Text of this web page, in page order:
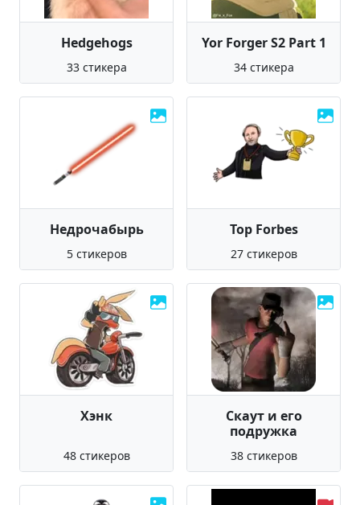
Hedgehogs
33 стикера
Yor Forger S2 Part 1
34 стикера
Недрочабырь
5 стикеров
Top Forbes
27 стикеров
Хэнк
48 стикеров
Скаут и его
подружка
38 стикеров